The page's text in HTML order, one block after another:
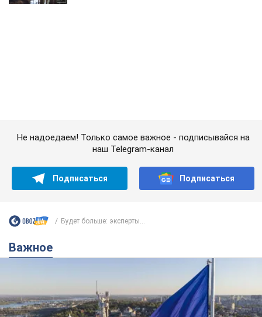
Важное
Какой была оригинальная версия гимна
Украины и почему ее боялась Российская
империя: об этом не рассказывают в школе